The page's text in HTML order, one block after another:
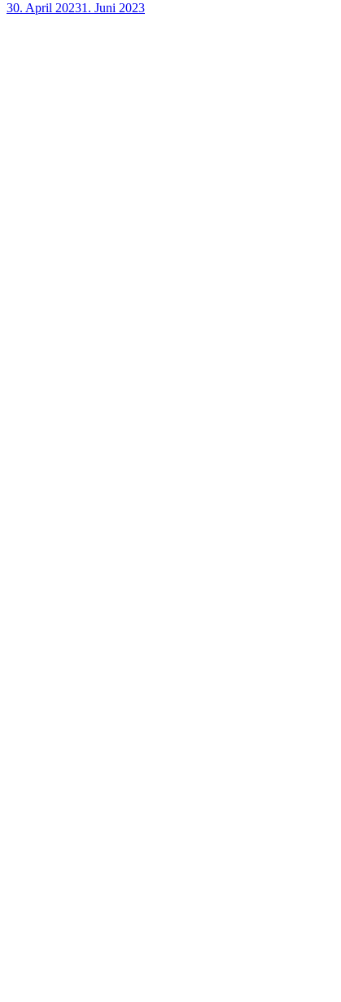
30. April 20231. Juni 2023